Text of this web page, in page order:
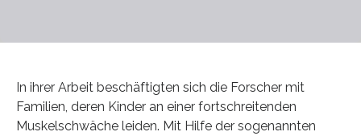
In ihrer Arbeit beschäftigten sich die Forscher mit
Familien, deren Kinder an einer fortschreitenden
Muskelschwäche leiden. Mit Hilfe der sogenannten